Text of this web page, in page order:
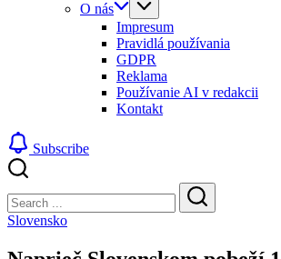
O nás
Impresum
Pravidlá používania
GDPR
Reklama
Používanie AI v redakcii
Kontakt
Subscribe
Search
Search
Slovensko